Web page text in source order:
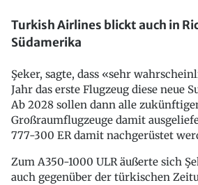
Turkish Airlines blickt auch in
Südamerika
Şeker, sagte, dass «sehr
Jahr das erste Flugzeug diese neue
Ab 2028 sollen dann alle
Großraumflugzeuge damit
777-300 ER damit nachgerüstet
Zum A350-1000 ULR äußerte sich
auch gegenüber der türkischen